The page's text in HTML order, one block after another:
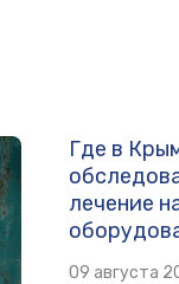
Где в
лечение
09 августа